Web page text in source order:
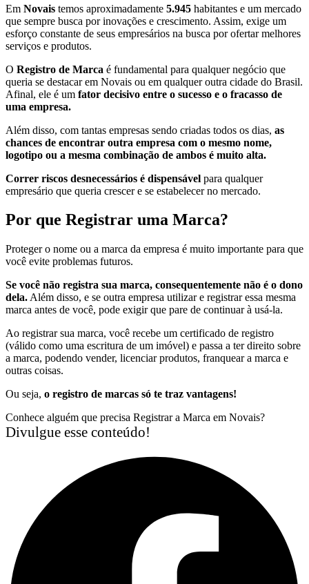
Em Novais temos aproximadamente 5.945 habitantes e um mercado
que sempre busca por inovações e crescimento. Assim, exige um
esforço constante de seus empresários na busca por ofertar melhores
serviços e produtos.
O Registro de Marca é fundamental para qualquer negócio que
queria se destacar em Novais ou em qualquer outra cidade do Brasil.
Afinal, ele é um fator decisivo entre o sucesso e o fracasso de
uma empresa.
Além disso, com tantas empresas sendo criadas todos os dias, as
chances de encontrar outra empresa com o mesmo nome,
logotipo ou a mesma combinação de ambos é muito alta.
Correr riscos desnecessários é dispensável para qualquer
empresário que queria crescer e se estabelecer no mercado.
Por que Registrar uma Marca?
Proteger o nome ou a marca da empresa é muito importante para que
você evite problemas futuros.
Se você não registra sua marca, consequentemente não é o dono
dela. Além disso, e se outra empresa utilizar e registrar essa mesma
marca antes de você, pode exigir que pare de continuar à usá-la.
Ao registrar sua marca, você recebe um certificado de registro
(válido como uma escritura de um imóvel) e passa a ter direito sobre
a marca, podendo vender, licenciar produtos, franquear a marca e
outras coisas.
Ou seja, o registro de marcas só te traz vantagens!
Conhece alguém que precisa Registrar a Marca em Novais?
Divulgue esse conteúdo!